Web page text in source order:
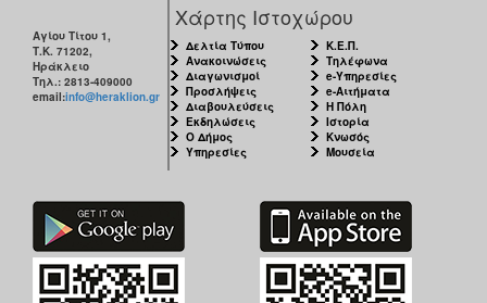
Αγίου Τίτου 1,
Τ.Κ. 71202,
Ηράκλειο
Τηλ.: 2813-409000
email:info@heraklion.gr
Χάρτης Ιστοχώρου
Δελτία Τύπου
Ανακοινώσεις
Διαγωνισμοί
Προσλήψεις
Διαβουλεύσεις
Εκδηλώσεις
Ο Δήμος
Υπηρεσίες
Κ.Ε.Π.
Τηλέφωνα
e-Υπηρεσίες
e-Αιτήματα
Η Πόλη
Ιστορία
Κνωσός
Μουσεία